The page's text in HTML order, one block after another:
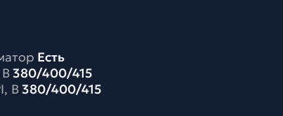
Есть
380/400/415
В380/400/415